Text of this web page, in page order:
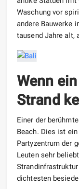
Waschung vor
andere Bauwerke
tausend Jahre alt,
Wenn
Strand
Einer der
Beach. Dies ist
Partyzentrum der
Leuten sehr
dichtesten